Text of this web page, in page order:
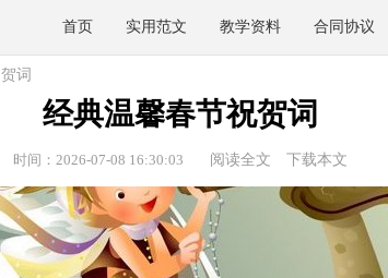
首页 实用范文 教学资料 合同协议
贺词
经典温馨春节祝贺词
时间：2026-07-08 16:30:03 阅读全文 下载本文